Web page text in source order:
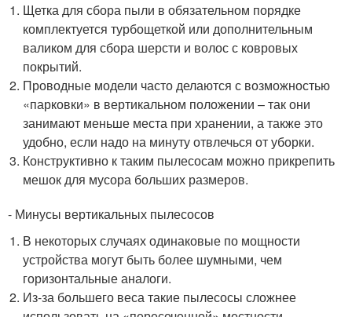
Щетка для сбора пыли в обязательном порядке
комплектуется турбощеткой или дополнительным
валиком для сбора шерсти и волос с ковровых
покрытий.
Проводные модели часто делаются с возможностью
«парковки» в вертикальном положении – так они
занимают меньше места при хранении, а также это
удобно, если надо на минуту отвлечься от уборки.
Конструктивно к таким пылесосам можно прикрепить
мешок для мусора больших размеров.
- Минусы вертикальных пылесосов
В некоторых случаях одинаковые по мощности
устройства могут быть более шумными, чем
горизонтальные аналоги.
Из-за большего веса такие пылесосы сложнее